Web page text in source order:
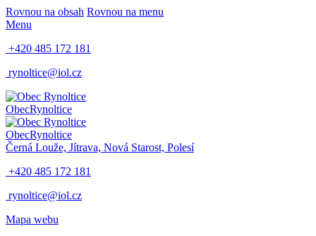
Rovnou na obsah Rovnou na menu
Menu
+420 485 172 181
rynoltice@iol.cz
ObecRynoltice
ObecRynoltice
Černá Louže, Jítrava, Nová Starost, Polesí
+420 485 172 181
rynoltice@iol.cz
Mapa webu